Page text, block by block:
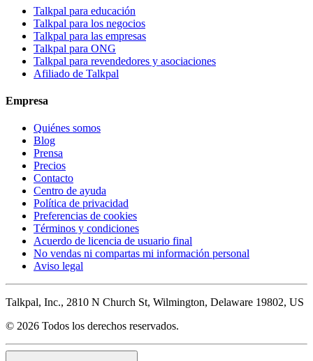
Talkpal para educación
Talkpal para los negocios
Talkpal para las empresas
Talkpal para ONG
Talkpal para revendedores y asociaciones
Afiliado de Talkpal
Empresa
Quiénes somos
Blog
Prensa
Precios
Contacto
Centro de ayuda
Política de privacidad
Preferencias de cookies
Términos y condiciones
Acuerdo de licencia de usuario final
No vendas ni compartas mi información personal
Aviso legal
Talkpal, Inc., 2810 N Church St, Wilmington, Delaware 19802, US
© 2026 Todos los derechos reservados.